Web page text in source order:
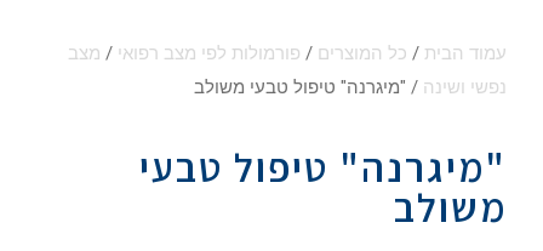
עמוד הבית / כל המוצרים / פורמולות לפי מצב רפואי / מצב
נפשי ושינה / "מיגרנה" טיפול טבעי משולב
"מיגרנה" טיפול טבעי
משולב